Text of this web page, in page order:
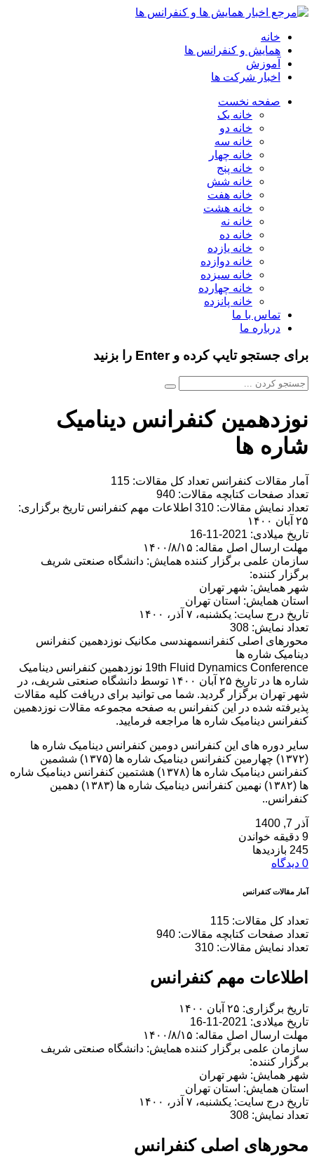
خانه
همایش و کنفرانس ها
آموزش
اخبار شرکت ها
صفحه نخست
خانه یک
خانه دو
خانه سه
خانه چهار
خانه پنج
خانه شش
خانه هفت
خانه هشت
خانه نه
خانه ده
خانه یازده
خانه دوازده
خانه سیزده
خانه چهارده
خانه پانزده
تماس با ما
درباره ما
برای جستجو تایپ کرده و Enter را بزنید
نوزدهمین کنفرانس دینامیک
شاره ها
آمار مقالات کنفرانس تعداد کل مقالات: 115
تعداد صفحات کتابچه مقالات: 940
تعداد نمایش مقالات: 310 اطلاعات مهم کنفرانس تاریخ برگزاری:
۲۵ آبان ۱۴۰۰
تاریخ میلادی: 2021-11-16
مهلت ارسال اصل مقاله: ۱۴۰۰/۸/۱۵
سازمان علمی برگزار کننده همایش: دانشگاه صنعتی شریف
برگزار کننده:
شهر همایش: شهر تهران
استان همایش: استان تهران
تاریخ درج سایت: یکشنبه، ۷ آذر، ۱۴۰۰
تعداد نمایش: 308
محورهای اصلی کنفرانسمهندسی مکانیک نوزدهمین کنفرانس
دینامیک شاره ها
19th Fluid Dynamics Conference نوزدهمین کنفرانس دینامیک
شاره ها در تاریخ ۲۵ آبان ۱۴۰۰ توسط دانشگاه صنعتی شریف، در
شهر تهران برگزار گردید. شما می توانید برای دریافت کلیه مقالات
پذیرفته شده در این کنفرانس به صفحه مجموعه مقالات نوزدهمین
کنفرانس دینامیک شاره ها مراجعه فرمایید.
سایر دوره های این کنفرانس دومین کنفرانس دینامیک شاره ها
(۱۳۷۲) چهارمین کنفرانس دینامیک شاره ها (۱۳۷۵) ششمین
کنفرانس دینامیک شاره ها (۱۳۷۸) هشتمین کنفرانس دینامیک شاره
ها (۱۳۸۲) نهمین کنفرانس دینامیک شاره ها (۱۳۸۳) دهمین
کنفرانس..
آذر 7, 1400
9 دقیقه خواندن
245 بازدیدها
0 دیدگاه
آمار مقالات کنفرانس
تعداد کل مقالات: 115
تعداد صفحات کتابچه مقالات: 940
تعداد نمایش مقالات: 310
اطلاعات مهم کنفرانس
تاریخ برگزاری: ۲۵ آبان ۱۴۰۰
تاریخ میلادی: 2021-11-16
مهلت ارسال اصل مقاله: ۱۴۰۰/۸/۱۵
سازمان علمی برگزار کننده همایش: دانشگاه صنعتی شریف
برگزار کننده:
شهر همایش: شهر تهران
استان همایش: استان تهران
تاریخ درج سایت: یکشنبه، ۷ آذر، ۱۴۰۰
تعداد نمایش: 308
محورهای اصلی کنفرانس